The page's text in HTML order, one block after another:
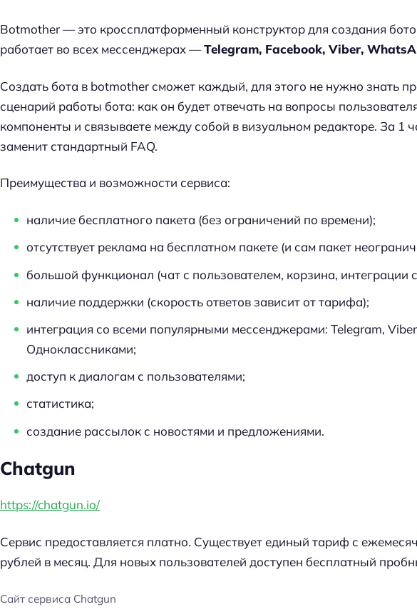
Botmother — это кроссплатформенный конструктор для создания
работает во всех мессенджерах —Telegram, Facebook, Viber,
Cоздать бота в botmother сможет каждый, для этого не нужно знать
сценарий работы бота: как он будет отвечать на вопросы
компоненты и связываете между собой в визуальном редакторе. За 1
заменит стандартный FAQ.
Преимущества и возможности сервиса:
наличие бесплатного пакета (без ограничений по времени);
отсутствует реклама на бесплатном пакете (и сам пакет
большой функционал (чат с пользователем, корзина, интеграции
наличие поддержки (скорость ответов зависит от тарифа);
интеграция со всеми популярными мессенджерами: Telegram,
Одноклассниками;
доступ к диалогам с пользователями;
статистика;
создание рассылок с новостями и предложениями.
Chatgun
https://chatgun.io/
Сервис предоставляется платно. Существует единый тариф с
рублей в месяц. Для новых пользователей доступен бесплатный
Сайт сервиса Chatgun